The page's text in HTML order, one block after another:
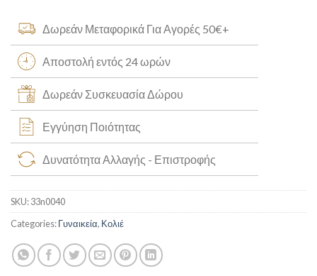
Δωρεάν Μεταφορικά Για Αγορές 50€+
Αποστολή εντός 24 ωρών
Δωρεάν Συσκευασία Δώρου
Εγγύηση Ποιότητας
Δυνατότητα Αλλαγής - Επιστροφής
SKU:33n0040
Categories:Γυναικεία, Κολιέ